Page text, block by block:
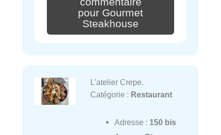
pour Gourmet
Steakhouse
L'atelier Crepe.
Catégorie : Restaurant
Adresse : 150 bis